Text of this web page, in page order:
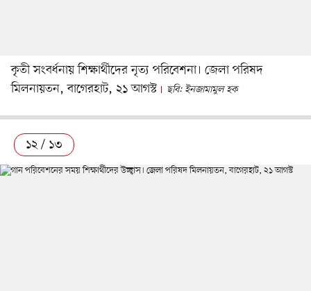
কৃতী সংবর্ধনায় শিক্ষার্থীদের নৃত্য পরিবেশনা। জেলা পরিষদ
মিলনায়তন, বাগেরহাট, ২১ আগস্ট
ছবি: ইনজামামুল হক
১২ / ১৩